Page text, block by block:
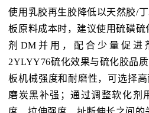
使用乳胶再生胶降低以天然胶/
板原料成本时，建议使用硫磺
剂DM并用，配合少量促进
2YLYY76硫化效果与硫化胶品
板机械强度和耐磨性，可选择
磨炭黑补强；通过调整软化剂